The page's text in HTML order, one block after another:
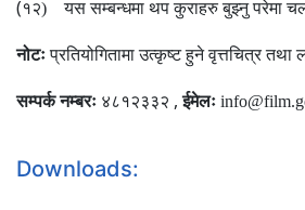
(१२) यस सम्बन्धमा थप कुराहरु बुझ्नु परेमा
नोटःप्रतियोगितामा उत्कृष्ट हुने वृत्तचित्र
सम्पर्क नम्बरः ४८१२३३२ , ईमेलः
Downloads: